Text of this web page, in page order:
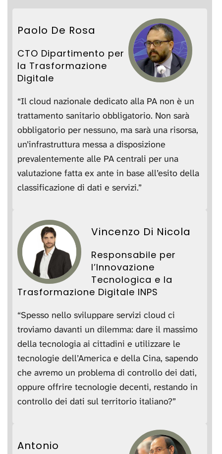
Paolo De Rosa
CTO Dipartimento per
la Trasformazione
Digitale
“Il cloud nazionale dedicato alla PA non è un
trattamento sanitario obbligatorio. Non sarà
obbligatorio per nessuno, ma sarà una risorsa,
un’infrastruttura messa a disposizione
prevalentemente alle PA centrali per una
valutazione fatta ex ante in base all’esito della
classificazione di dati e servizi.”
Vincenzo Di Nicola
Responsabile per
l’Innovazione
Tecnologica e la
Trasformazione Digitale INPS
“Spesso nello sviluppare servizi cloud ci
troviamo davanti un dilemma: dare il massimo
della tecnologia ai cittadini e utilizzare le
tecnologie dell’America e della Cina, sapendo
che avremo un problema di controllo dei dati,
oppure offrire tecnologie decenti, restando in
controllo dei dati sul territorio italiano?”
Antonio